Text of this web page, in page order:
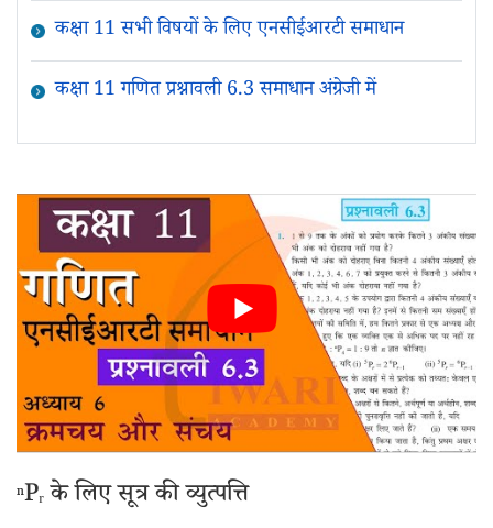
कक्षा 11 सभी विषयों के लिए एनसीईआरटी समाधान
कक्षा 11 गणित प्रश्नावली 6.3 समाधान अंग्रेजी में
ⁿPᵣ के लिए सूत्र की व्युत्पत्ति